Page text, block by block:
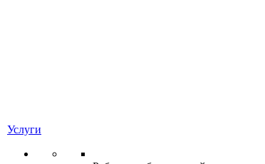
Услуги